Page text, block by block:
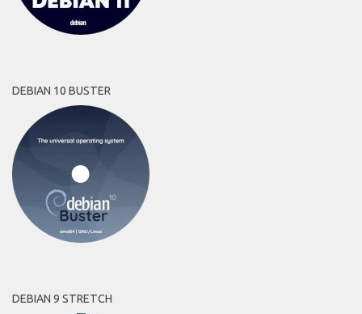
DEBIAN 10 BUSTER
DEBIAN 9 STRETCH